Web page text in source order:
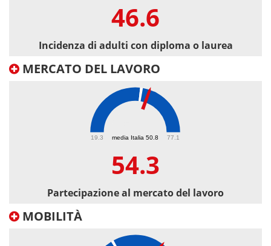
46.6
Incidenza di adulti con diploma o laurea
MERCATO DEL LAVORO
media Italia 50.8
19.3 77.1
54.3
Partecipazione al mercato del lavoro
MOBILITÀ